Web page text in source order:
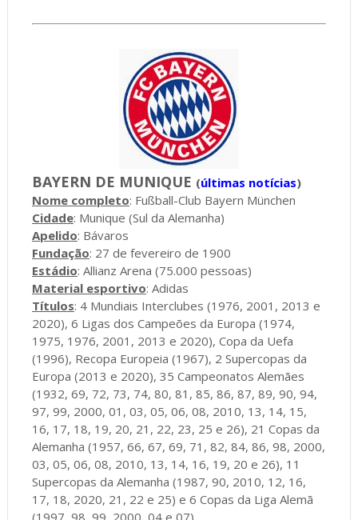
BAYERN DE MUNIQUE (últimas notícias)
Nome completo: Fußball-Club Bayern München
Cidade: Munique (Sul da Alemanha)
Apelido: Bávaros
Fundação: 27 de fevereiro de 1900
Estádio: Allianz Arena (75.000 pessoas)
Material esportivo: Adidas
Títulos: 4 Mundiais Interclubes (1976, 2001, 2013 e
2020), 6 Ligas dos Campeões da Europa (1974,
1975, 1976, 2001, 2013 e 2020), Copa da Uefa
(1996), Recopa Europeia (1967), 2 Supercopas da
Europa (2013 e 2020), 35 Campeonatos Alemães
(1932, 69, 72, 73, 74, 80, 81, 85, 86, 87, 89, 90, 94,
97, 99, 2000, 01, 03, 05, 06, 08, 2010, 13, 14, 15,
16, 17, 18, 19, 20, 21, 22, 23, 25 e 26), 21 Copas da
Alemanha (1957, 66, 67, 69, 71, 82, 84, 86, 98, 2000,
03, 05, 06, 08, 2010, 13, 14, 16, 19, 20 e 26), 11
Supercopas da Alemanha (1987, 90, 2010, 12, 16,
17, 18, 2020, 21, 22 e 25) e 6 Copas da Liga Alemã
(1997, 98, 99, 2000, 04 e 07)